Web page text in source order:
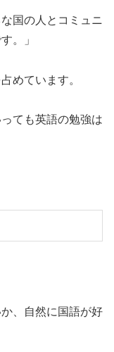
国の人とコミュニ
。」
めています。
ても英語の勉強は
、自然に国語が好